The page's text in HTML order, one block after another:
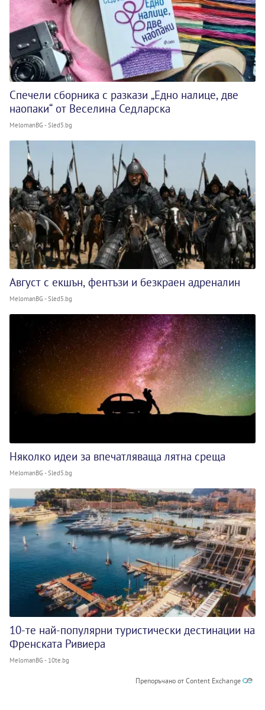
Спечели сборника с разкази „Едно налице, две
наопаки“ от Веселина Седларска
MelomanBG - Sled5.bg
Август с екшън, фентъзи и безкраен адреналин
MelomanBG - Sled5.bg
Няколко идеи за впечатляваща лятна среща
MelomanBG - Sled5.bg
10-те най-популярни туристически дестинации на
Френската Ривиера
MelomanBG - 10te.bg
Препоръчано от Content Exchange